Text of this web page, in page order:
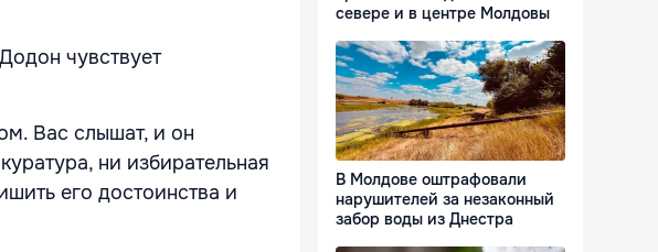
чувствует
Вас слышат, и он
ни избирательная
его достоинства и
севере и в центре Молдовы
В Молдове оштрафовали
нарушителей за незаконный
забор воды из Днестра